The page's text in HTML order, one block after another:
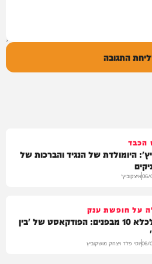
התגובה
הכבד
היומולדת של הנגיד והברכות של
06/איצקוביץ'
על חופשת ענק
הצצה לכלא 10 מבפנים: הפודקאסט של 'בין
06/יוסי פלד ויצחק מושקוביץ